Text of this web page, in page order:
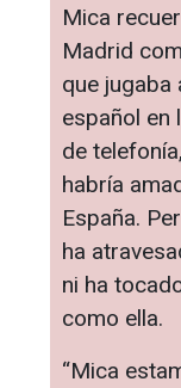
Mica
Madrid
que jugaba
español en
de
habría
España.
ha
ni ha
como ella.
“Mica